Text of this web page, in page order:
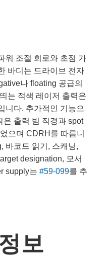
워 조절 회로와 초점 가
바디는 드라이브 전자
나 floating 공급의
는 적색 레이저 출력은
니다. 추가적인 기능으
은 출력 빔 직경과 spot
으며 CDRH를 따릅니
바코드 읽기, 스캐닝,
designation, 모서
supply는 #59-099를 추
보